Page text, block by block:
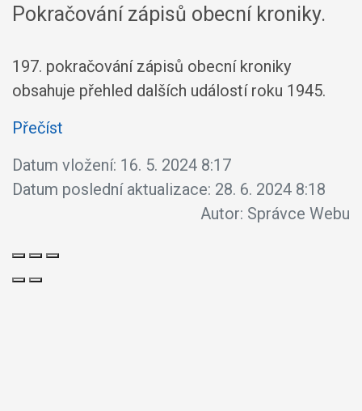
Pokračování zápisů obecní kroniky.
197. pokračování zápisů obecní kroniky
obsahuje přehled dalších událostí roku 1945.
Přečíst
Datum vložení: 16. 5. 2024 8:17
Datum poslední aktualizace: 28. 6. 2024 8:18
Autor: Správce Webu